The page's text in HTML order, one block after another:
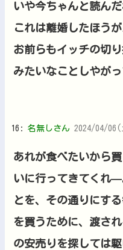
いや今ちゃんと読ん
これは離婚したほう
お前らもイッチの切
みたいなことしやが
16: 名無しさん 2024/04/
あれが食べたいから
いに行ってきてくれ
とを、その通りにす
を買うために、渡さ
の安売りを探しては